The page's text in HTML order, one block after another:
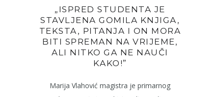
„ISPRED STUDENTA JE
STAVLJENA GOMILA KNJIGA,
TEKSTA, PITANJA I ON MORA
BITI SPREMAN NA VRIJEME,
ALI NITKO GA NE NAUČI
KAKO!”
Marija Vlahović magistra je primarnog